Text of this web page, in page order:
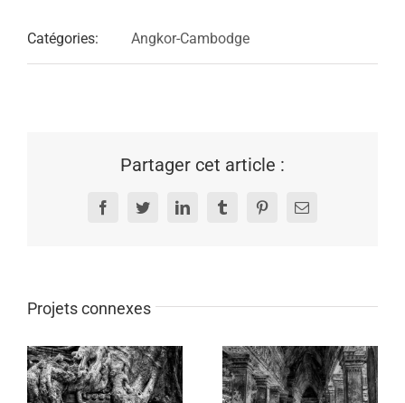
Catégories: Angkor-Cambodge
Partager cet article :
FacebookTwitterLinkedInTumblrPinterestEmail
Projets connexes